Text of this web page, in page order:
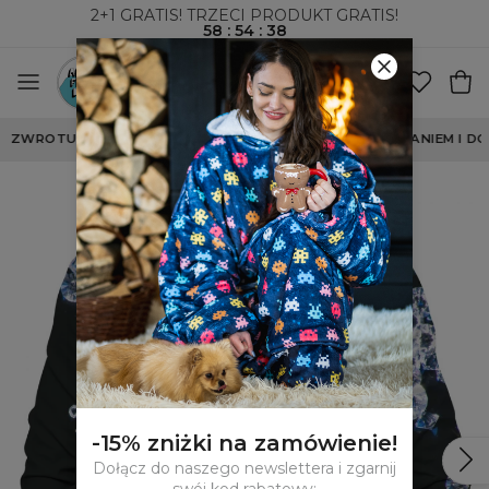
2+1 GRATIS! TRZECI PRODUKT GRATIS!
58 : 54 : 37
WYSYŁKA ZA POBRANIEM I DO PACZKOMATÓW
-15% zniżki na zamówienie!
Dołącz do naszego newslettera i zgarnij